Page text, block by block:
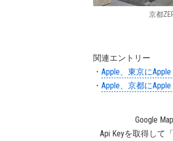
京都
関連エントリー
・ Apple、東京に
・ Apple、京都に
Google
Api Keyを取得して